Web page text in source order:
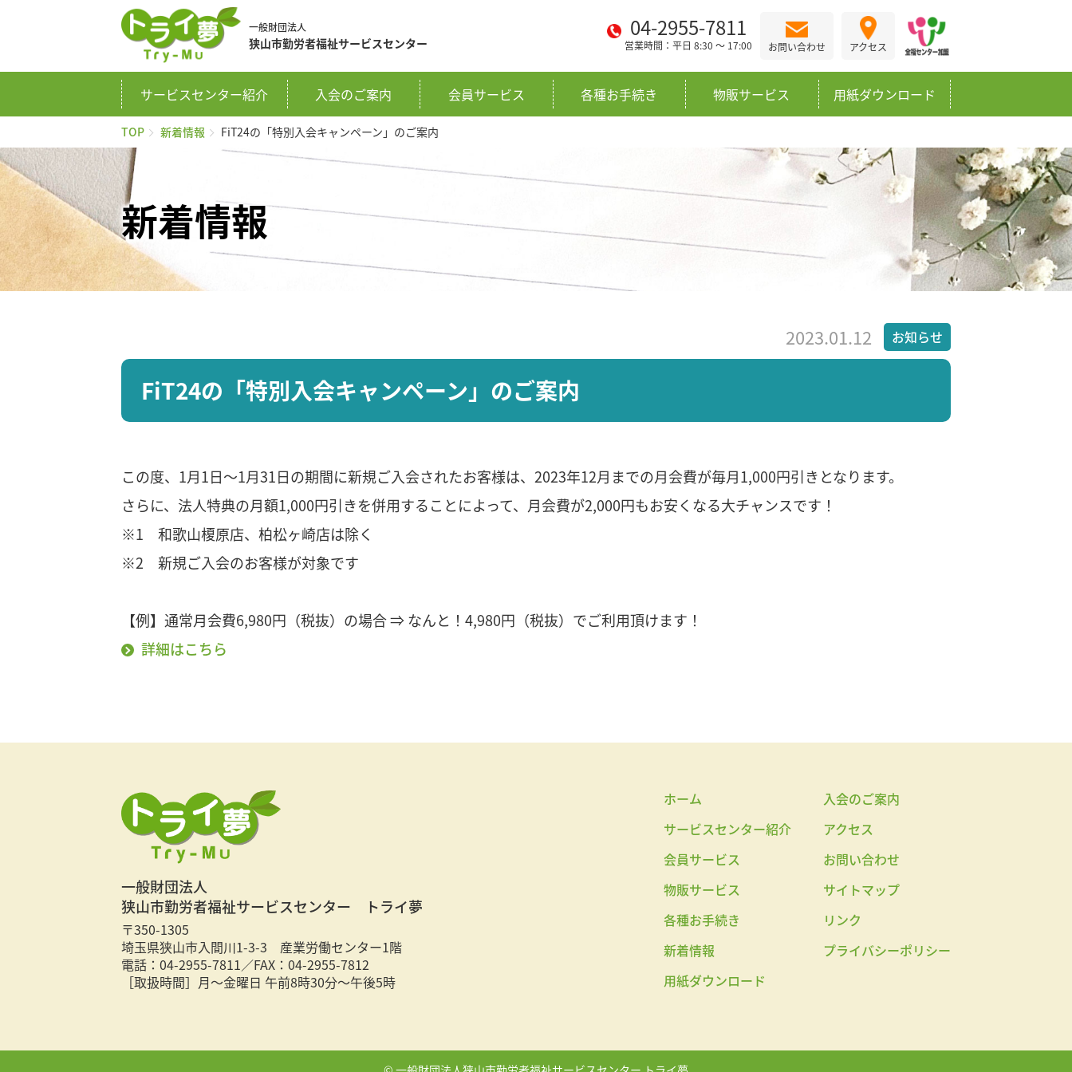
一般財団法人
狭山市勤労者福祉サービスセンター
04-2955-7811
営業時間：平日 8:30 〜 17:00 お問い合わせ アクセス
サービスセンター紹介 入会のご案内 会員サービス 各種お手続き 物販サービス 用紙ダウンロード
TOP 新着情報 FiT24の「特別入会キャンペーン」のご案内
新着情報
2023.01.12 お知らせ
FiT24の「特別入会キャンペーン」のご案内
この度、1月1日～1月31日の期間に新規ご入会されたお客様は、2023年12月までの月会費が毎月1,000円引きとなります。
さらに、法人特典の月額1,000円引きを併用することによって、月会費が2,000円もお安くなる大チャンスです！
※1 和歌山榎原店、柏松ヶ崎店は除く
※2 新規ご入会のお客様が対象です
【例】通常月会費6,980円（税抜）の場合 ⇒ なんと！4,980円（税抜）でご利用頂けます！
詳細はこちら
一般財団法人
狭山市勤労者福祉サービスセンター トライ夢
〒350-1305
埼玉県狭山市入間川1-3-3 産業労働センター1階
電話：04-2955-7811／FAX：04-2955-7812
［取扱時間］月～金曜日 午前8時30分～午後5時
ホーム
サービスセンター紹介
会員サービス
物販サービス
各種お手続き
新着情報
用紙ダウンロード
入会のご案内
アクセス
お問い合わせ
サイトマップ
リンク
プライバシーポリシー